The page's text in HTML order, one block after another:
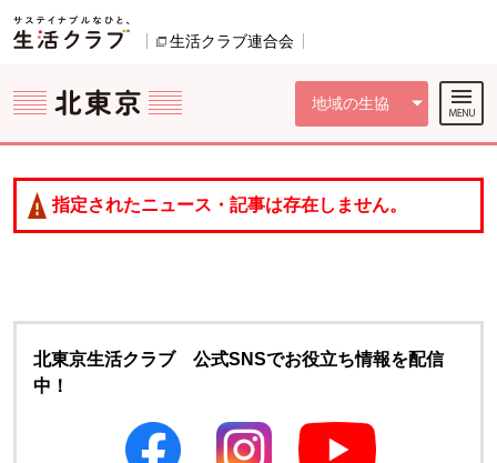
ページの先頭です。
生活クラブ連合会
地域の生協
ここからサイト内共通メニューです。
サイト内共通メニューをスキップする
サイト内共通メニューここまで。
指定されたニュース・記事は存在しません。
北東京生活クラブ 公式SNSでお役立ち情報を配信
中！